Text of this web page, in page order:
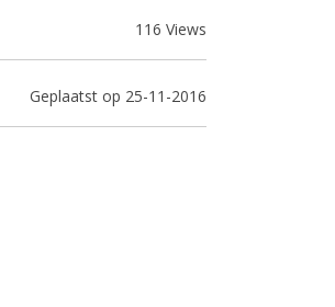
116 Views
Geplaatst op 25-11-2016